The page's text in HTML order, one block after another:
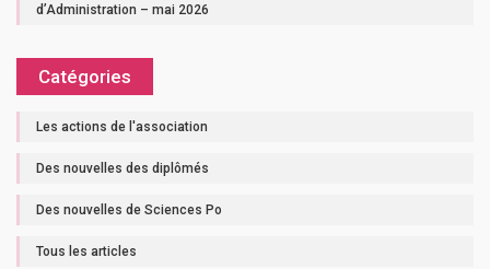
d’Administration – mai 2026
Catégories
Les actions de l'association
Des nouvelles des diplômés
Des nouvelles de Sciences Po
Tous les articles